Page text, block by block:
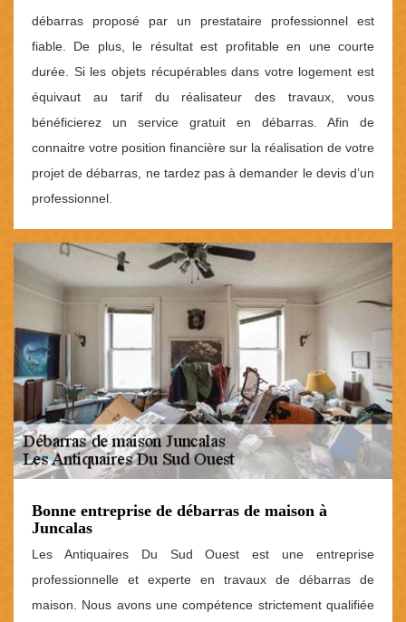
débarras proposé par un prestataire professionnel est
fiable. De plus, le résultat est profitable en une courte
durée. Si les objets récupérables dans votre logement est
équivaut au tarif du réalisateur des travaux, vous
bénéficierez un service gratuit en débarras. Afin de
connaitre votre position financière sur la réalisation de votre
projet de débarras, ne tardez pas à demander le devis d’un
professionnel.
Bonne entreprise de débarras de maison à
Juncalas
Les Antiquaires Du Sud Ouest est une entreprise
professionnelle et experte en travaux de débarras de
maison. Nous avons une compétence strictement qualifiée